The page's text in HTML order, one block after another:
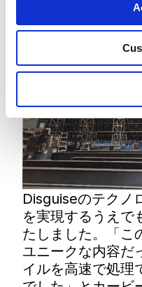
Disguiseのテクノ
を実現するうえで
たしました。「こ
ユニークな内容だ
イルを高速で処理